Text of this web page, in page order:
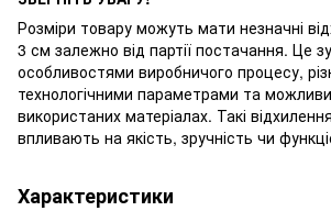
Розміри товару можуть мати незначні
3 см залежно від партії постачання. Це
особливостями виробничого процесу,
технологічними параметрами та
використаних матеріалах. Такі
впливають на якість, зручність чи
Характеристики